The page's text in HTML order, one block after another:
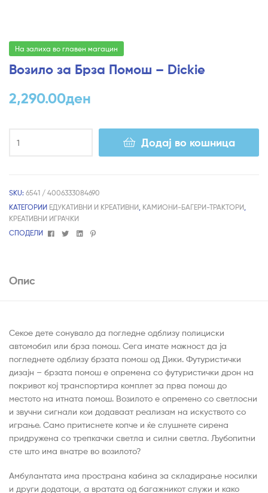
На залиха во главен магацин
Возило за Брза Помош – Dickie
2,290.00ден
Додај во кошница
SKU: 6541 / 4006333084690
КАТЕГОРИИ ЕДУКАТИВНИ И КРЕАТИВНИ, КАМИОНИ-БАГЕРИ-ТРАКТОРИ,
КРЕАТИВНИ ИГРАЧКИ
СПОДЕЛИ
FacebookTwitterLinkedin
Pinterest
Опис
Секое дете сонувало да погледне одблизу полициски
автомобил или брза помош. Сега имате можност да ја
погледнете одблизу брзата помош од Дики. Футуристички
дизајн – брзата помош е опремена со футуристички дрон на
покривот кој транспортира комплет за прва помош до
местото на итната помош. Возилото е опремено со светлосни
и звучни сигнали кои додаваат реализам на искуството со
играње. Само притиснете копче и ќе слушнете сирена
придружена со трепкачки светла и силни светла. Љубопитни
сте што има внатре во возилото?
Амбулантата има пространа кабина за складирање носилки
и други додатоци, а вратата од багажникот служи и како